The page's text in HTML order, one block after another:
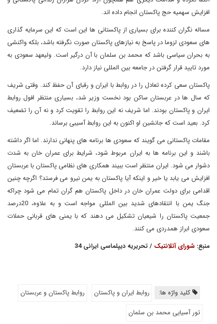
افزایش سهمیه حج پاکستان انجام داده اند.
مساله نگران کننده برای بسیاری از پاکستانی ها این است که این سرمایه گذاری
های سعودی لزوما در پاسخ به نیازهای پاکستان صورت نگرفته باشد، بلکه واکنشی
به بحران سیاسی باشد که محمد بن سلمان با آن درگیر است. ولیعهد سعودی به
مورد تایید قرار گرفتن در جامعه بین المللی نیاز دارد.
پاکستان سعی کرده تعادل را در روابط با ایران و رقبای آن حفظ کند. وقتی شریف
که سال ها در عربستان ساکن بود نخست وزیر شد، بسیاری منتظر افول روابط
ایران و پاکستان بودند. اما شریف نه این روابط را تقویت کرد و نه آن را تضعیف
کرد. بعید است که جانشین او اکنون به این روابط آسیبی برساند.
مقامات پاکستانی می گویند که سعودی ها برنامه های پنهانی ندارند. اما اگر داشته
باشند و این برنامه ها به ایران مربوط شود، شرایط برای عمران خان به شدت
دشوار می شود. ایران منتظر است ببیند همکاری های نظامی پاکستان با عربستان
افزایش می یابد یا خیر و اینکه آیا پاکستان به یمن نیرو می فرستد؟ اگرچه چنین
اقدامی برای دولت عمران خان در داخل پاکستان هم گران تمام می شود چراکه
جنگ یمن با انتقادهای شدید بین المللی مواجه است و به علاوه، 20درصد
جمعیت پاکستان را شیعیان تشکیل می دهند که با یمنی های قربانی حملات
سعودی ابراز همدردی می کنند.
منبع: شورای آتلانتیک / تحریریه دیپلماسی ایرانی 34
کلید واژه ها: روابط ایران و پاکستان
روابط پاکستان و عربستان
تور آسیایی محمد بن سلمان